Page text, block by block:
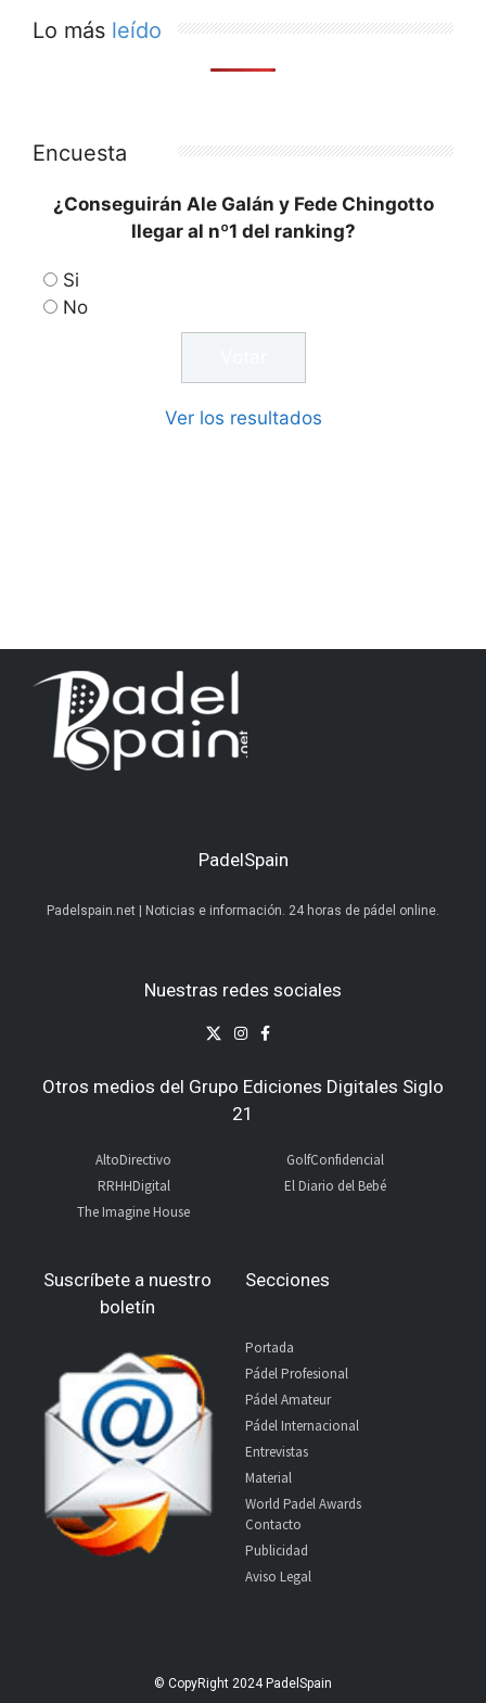
Lo más leído
Encuesta
¿Conseguirán Ale Galán y Fede Chingotto
llegar al nº1 del ranking?
Si
No
Ver los resultados
PadelSpain
Padelspain.net | Noticias e información. 24 horas de pádel online.
Nuestras redes sociales
Otros medios del Grupo Ediciones Digitales Siglo
21
AltoDirectivo
RRHHDigital
The Imagine House
GolfConfidencial
El Diario del Bebé
Suscríbete a nuestro
boletín
Secciones
Portada
Pádel Profesional
Pádel Amateur
Pádel Internacional
Entrevistas
Material
World Padel Awards
Contacto
Publicidad
Aviso Legal
© CopyRight 2024 PadelSpain